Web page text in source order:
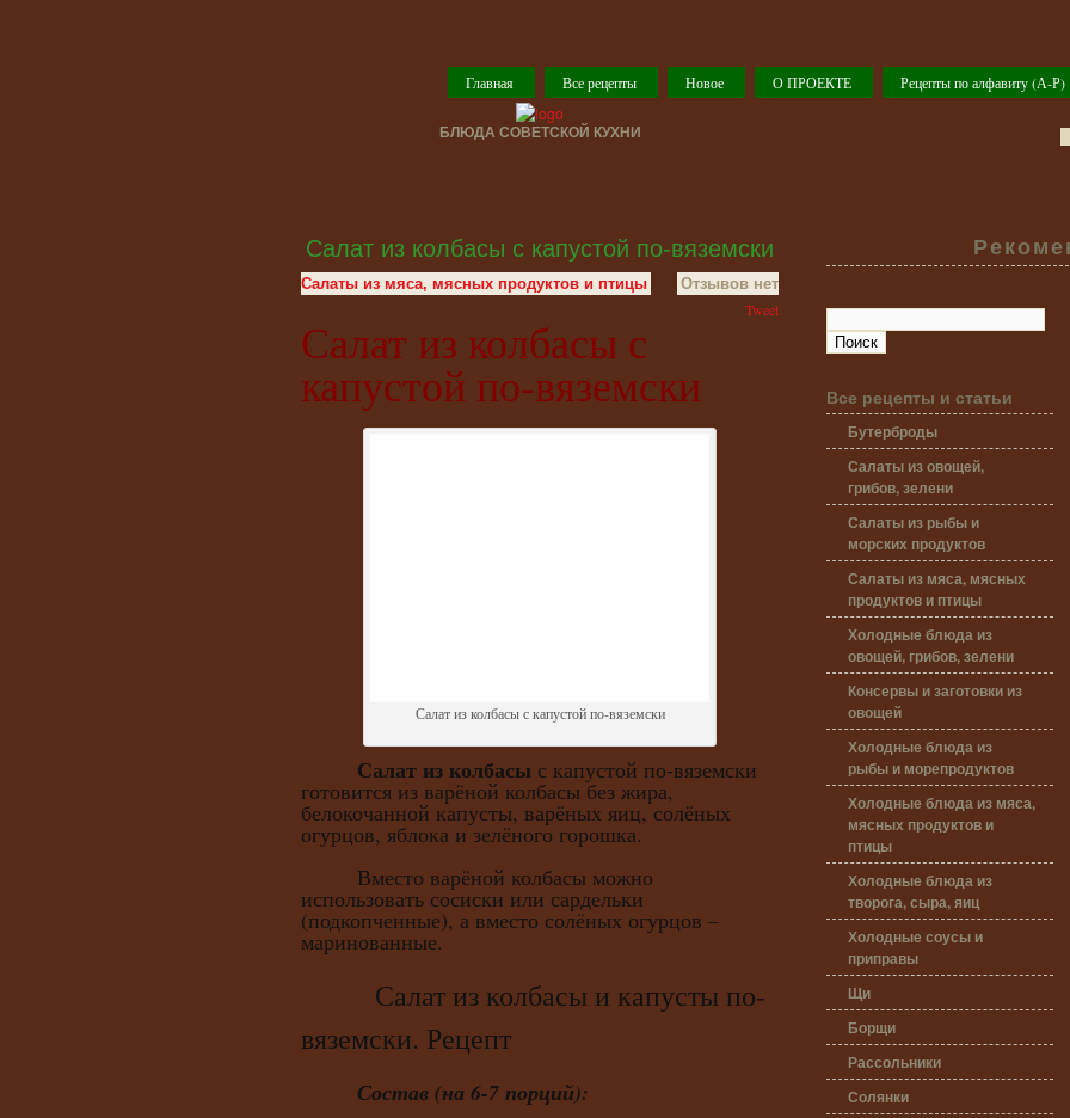
Главная Все рецепты Новое О ПРОЕКТЕ Рецепты по алфавиту (А-Р)
БЛЮДА СОВЕТСКОЙ КУХНИ
Салат из колбасы с капустой по-вяземски
Салаты из мяса, мясных продуктов и птицы Отзывов нет
Tweet
Салат из колбасы с
капустой по-вяземски
Салат из колбасы с капустой по-вяземски
Салат из колбасы с капустой по-вяземски
готовится из варёной колбасы без жира,
белокочанной капусты, варёных яиц, солёных
огурцов, яблока и зелёного горошка.
Вместо варёной колбасы можно
использовать сосиски или сардельки
(подкопченные), а вместо солёных огурцов –
маринованные.
Салат из колбасы и капусты по-
вяземски. Рецепт
Состав (на 6-7 порций):
Все рецепты и статьи
Бутерброды
Салаты из овощей,
грибов, зелени
Салаты из рыбы и
морских продуктов
Салаты из мяса, мясных
продуктов и птицы
Холодные блюда из
овощей, грибов, зелени
Консервы и заготовки из
овощей
Холодные блюда из
рыбы и морепродуктов
Холодные блюда из мяса,
мясных продуктов и
птицы
Холодные блюда из
творога, сыра, яиц
Холодные соусы и
приправы
Щи
Борщи
Рассольники
Солянки